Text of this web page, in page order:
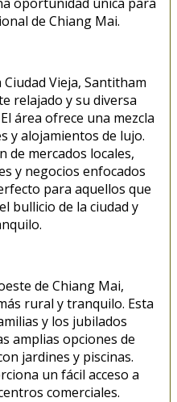
de Chiang Mai.
Vieja, Santitham
relajado y su diversa
área ofrece una mezcla
y alojamientos de lujo.
de mercados locales,
y negocios enfocados
para aquellos que
bullicio de la ciudad y
de Chiang Mai,
rural y tranquilo. Esta
y los jubilados
amplias opciones de
jardines y piscinas.
un fácil acceso a
comerciales.